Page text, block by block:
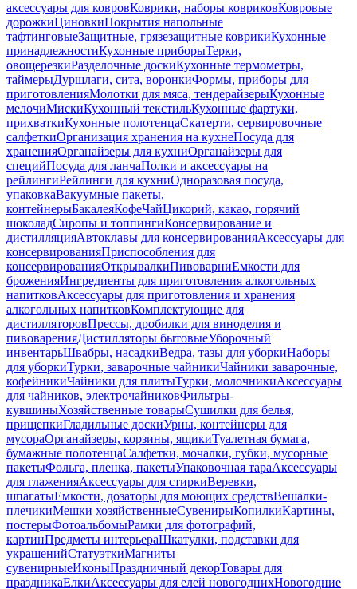
аксессуары для ковровКоврики, наборы ковриковКовровые
дорожкиЦиновкиПокрытия напольные
тафтинговыеЗащитные, грязезащитные коврикиКухонные
принадлежностиКухонные приборыТерки,
овощерезкиРазделочные доскиКухонные термометры,
таймерыДуршлаги, сита, воронкиФормы, приборы для
приготовленияМолотки для мяса, тендерайзерыКухонные
мелочиМискиКухонный текстильКухонные фартуки,
прихваткиКухонные полотенцаСкатерти, сервировочные
салфеткиОрганизация хранения на кухнеПосуда для
храненияОрганайзеры для кухниОрганайзеры для
специйПосуда для ланчаПолки и аксессуары на
рейлингиРейлинги для кухниОдноразовая посуда,
упаковкаВакуумные пакеты,
контейнерыБакалеяКофеЧайЦикорий, какао, горячий
шоколадСиропы и топпингиКонсервирование и
дистилляцияАвтоклавы для консервированияАксессуары для
консервированияПриспособления для
консервированияОткрывалкиПивоварниЕмкости для
броженияИнгредиенты для приготовления алкогольных
напитковАксессуары для приготовления и хранения
алкогольных напитковКомплектующие для
дистилляторовПрессы, дробилки для виноделия и
пивоваренияДистилляторы бытовыеУборочный
инвентарьШвабры, насадкиВедра, тазы для уборкиНаборы
для уборкиТурки, заварочные чайникиЧайники заварочные,
кофейникиЧайники для плитыТурки, молочникиАксессуары
для чайников, электрочайниковФильтры-
кувшиныХозяйственные товарыСушилки для белья,
прищепкиГладильные доскиУрны, контейнеры для
мусораОрганайзеры, корзины, ящикиТуалетная бумага,
бумажные полотенцаСалфетки, мочалки, губки, мусорные
пакетыФольга, пленка, пакетыУпаковочная тараАксессуары
для глаженияАксессуары для стиркиВеревки,
шпагатыЕмкости, дозаторы для моющих средствВешалки-
плечикиМешки хозяйственныеСувенирыКопилкиКартины,
постерыФотоальбомыРамки для фотографий,
картинПредметы интерьераШкатулки, подставки для
украшенийСтатуэткиМагниты
сувенирныеИконыПраздничный декорТовары для
праздникаЕлкиАксессуары для елей новогоднихНовогодние